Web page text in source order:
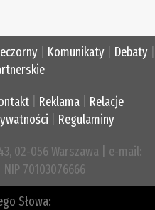
Komunikaty Debaty
Reklama
Relacje
Regulaminy
02-056 Warszawa | e-mail:
70103076666
Słowa: